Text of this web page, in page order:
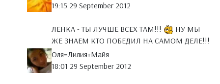
19:15 29 September 2012
ЛЕНКА - ТЫ ЛУЧШЕ ВСЕХ ТАМ!!!
НУ МЫ
ЖЕ ЗНАЕМ КТО ПОБЕДИЛ НА САМОМ ДЕЛЕ!!!
Оля=Лилия+Майя
18:01 29 September 2012